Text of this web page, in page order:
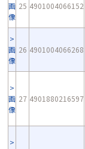
画
像
25 4901004066152
画
像
26 4901004066268
画
像
27 4901880216597